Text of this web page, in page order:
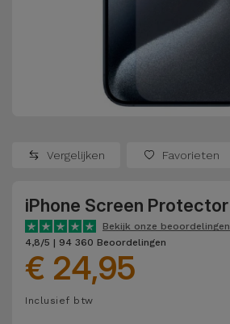
Oppo
OnePlus
Google
Dyson
Refurbished
Refurbished
Refurbished
Consoles
Bekijk
alles
Schermbeschermers
Hoofdtelefoons
en
Luidsprekers
Smartwatches
Vergelijken Favorieten
iPhone Screen Protector
Bekijk onze beoordelingen
4,8/5 | 94 360 Beoordelingen
€ 24,95
Inclusief btw